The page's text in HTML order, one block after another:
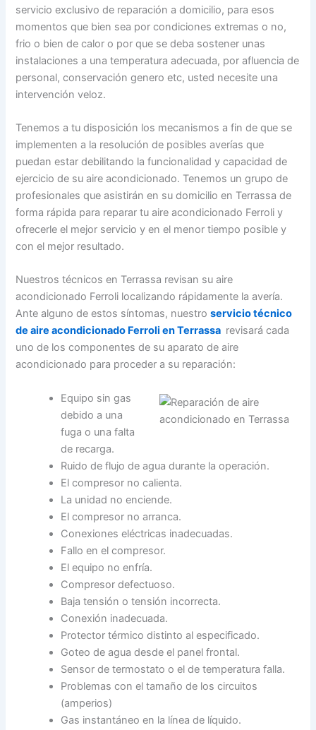
servicio exclusivo de reparación a domicilio, para esos
momentos que bien sea por condiciones extremas o no,
frio o bien de calor o por que se deba sostener unas
instalaciones a una temperatura adecuada, por afluencia de
personal, conservación genero etc, usted necesite una
intervención veloz.
Tenemos a tu disposición los mecanismos a fin de que se
implementen a la resolución de posibles averías que
puedan estar debilitando la funcionalidad y capacidad de
ejercicio de su aire acondicionado. Tenemos un grupo de
profesionales que asistirán en su domicilio en Terrassa de
forma rápida para reparar tu aire acondicionado Ferroli y
ofrecerle el mejor servicio y en el menor tiempo posible y
con el mejor resultado.
Nuestros técnicos en Terrassa revisan su aire
acondicionado Ferroli localizando rápidamente la avería.
Ante alguno de estos síntomas, nuestroservicio técnico
de aire acondicionado Ferroli en Terrassa revisará cada
uno de los componentes de su aparato de aire
acondicionado para proceder a su reparación:
Equipo sin gas
debido a una
fuga o una falta
de recarga.
Ruido de flujo de agua durante la operación.
El compresor no calienta.
La unidad no enciende.
El compresor no arranca.
Conexiones eléctricas inadecuadas.
Fallo en el compresor.
El equipo no enfría.
Compresor defectuoso.
Baja tensión o tensión incorrecta.
Conexión inadecuada.
Protector térmico distinto al especificado.
Goteo de agua desde el panel frontal.
Sensor de termostato o el de temperatura falla.
Problemas con el tamaño de los circuitos
(amperios)
Gas instantáneo en la línea de líquido.